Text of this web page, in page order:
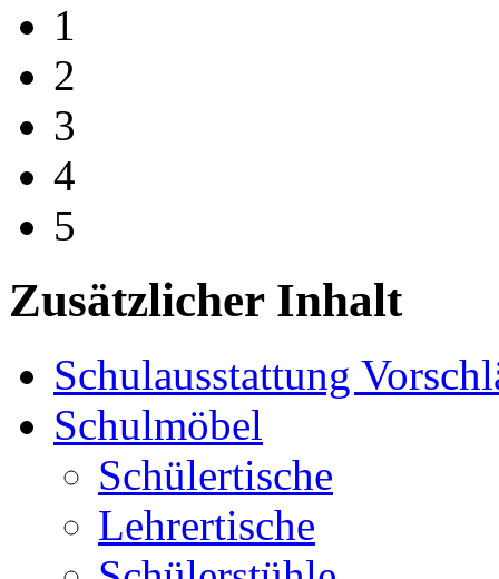
1
2
3
4
5
Zusätzlicher Inhalt
Schulausstattung
Schulmöbel
Schülertische
Lehrertische